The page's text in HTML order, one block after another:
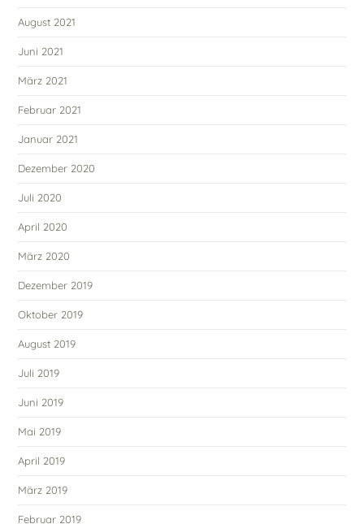
August 2021
Juni 2021
März 2021
Februar 2021
Januar 2021
Dezember 2020
Juli 2020
April 2020
März 2020
Dezember 2019
Oktober 2019
August 2019
Juli 2019
Juni 2019
Mai 2019
April 2019
März 2019
Februar 2019